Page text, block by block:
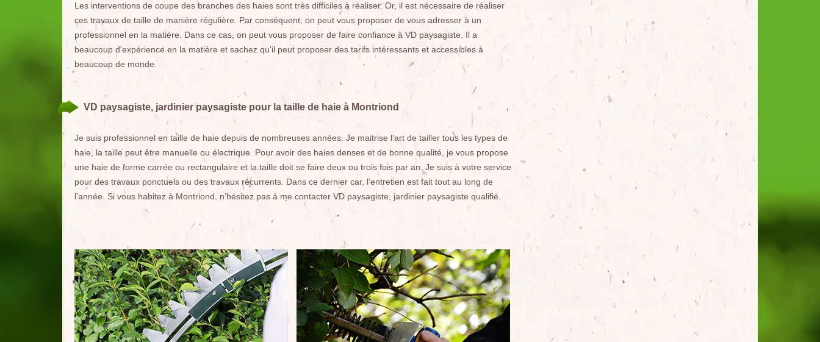
Les interventions de coupe des branches des haies sont très difficiles à réaliser. Or, il est nécessaire de réaliser
ces travaux de taille de manière régulière. Par conséquent, on peut vous proposer de vous adresser à un
professionnel en la matière. Dans ce cas, on peut vous proposer de faire confiance à VD paysagiste. Il a
beaucoup d'expérience en la matière et sachez qu'il peut proposer des tarifs intéressants et accessibles à
beaucoup de monde.
VD paysagiste, jardinier paysagiste pour la taille de haie à Montriond
Je suis professionnel en taille de haie depuis de nombreuses années. Je maitrise l’art de tailler tous les types de
haie, la taille peut être manuelle ou électrique. Pour avoir des haies denses et de bonne qualité, je vous propose
une haie de forme carrée ou rectangulaire et la taille doit se faire deux ou trois fois par an. Je suis à votre service
pour des travaux ponctuels ou des travaux récurrents. Dans ce dernier car, l’entretien est fait tout au long de
l’année. Si vous habitez à Montriond, n’hésitez pas à me contacter VD paysagiste, jardinier paysagiste qualifié.